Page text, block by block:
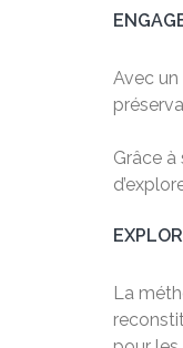
Avec
Grâce
La